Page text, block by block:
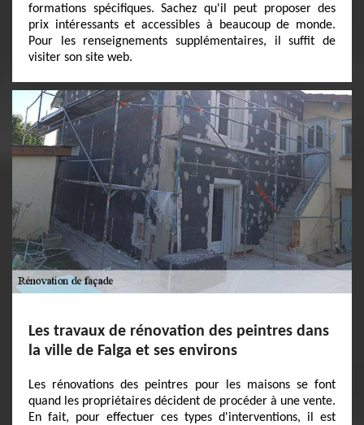
formations spécifiques. Sachez qu'il peut proposer des
prix intéressants et accessibles à beaucoup de monde.
Pour les renseignements supplémentaires, il suffit de
visiter son site web.
Les travaux de rénovation des peintres dans
la ville de Falga et ses environs
Les rénovations des peintres pour les maisons se font
quand les propriétaires décident de procéder à une vente.
En fait, pour effectuer ces types d'interventions, il est